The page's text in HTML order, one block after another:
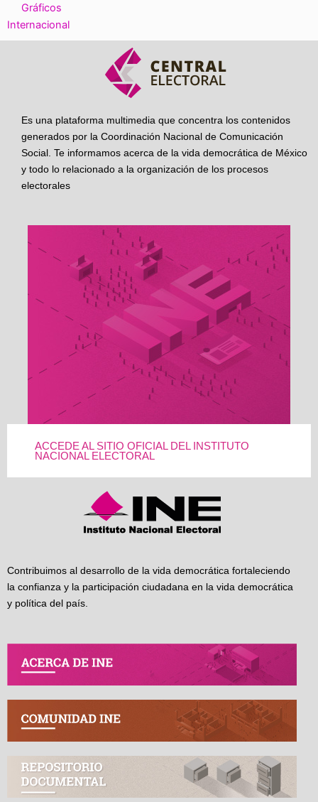
Gráficos
Internacional
Es una plataforma multimedia que concentra los contenidos
generados por la Coordinación Nacional de Comunicación
Social. Te informamos acerca de la vida democrática de México
y todo lo relacionado a la organización de los procesos
electorales
ACCEDE AL SITIO OFICIAL DEL INSTITUTO
NACIONAL ELECTORAL
Contribuimos al desarrollo de la vida democrática fortaleciendo
la confianza y la participación ciudadana en la vida democrática
y política del país.